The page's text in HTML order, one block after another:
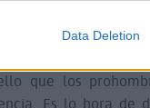
Data Deletion
la ruptura de la
las dos islas
hora de que los
que los
Es lo hora de